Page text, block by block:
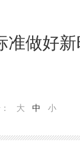
准做好
： 大 中 小